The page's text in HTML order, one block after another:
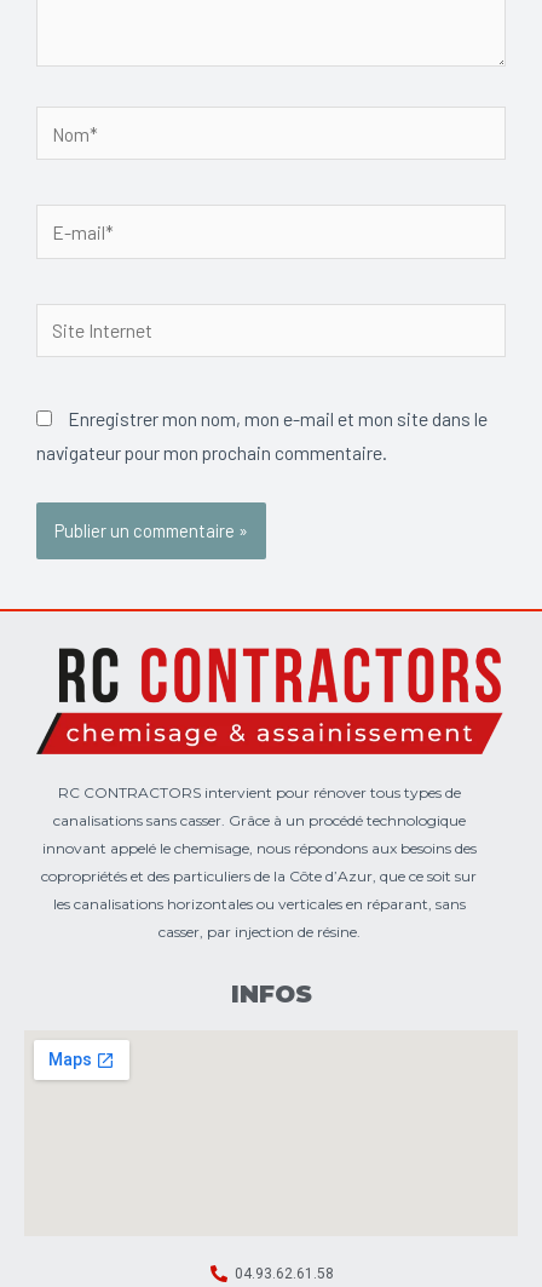
mail*
Internet
Enregistrer mon nom, mon e-mail et mon site dans le
navigateur pour mon prochain commentaire.
RC CONTRACTORS intervient pour rénover tous types de
canalisations sans casser. Grâce à un procédé technologique
innovant appelé le chemisage, nous répondons aux besoins des
copropriétés et des particuliers de la Côte d’Azur, que ce soit sur
les canalisations horizontales ou verticales en réparant, sans
casser, par injection de résine.
INFOS
04.93.62.61.58